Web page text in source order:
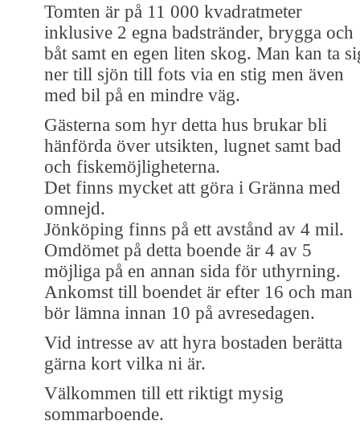
Tomten är på 11 000 kvadratmeter
inklusive 2 egna badstränder, brygga och
båt samt en egen liten skog. Man kan ta
ner till sjön till fots via en stig men även
med bil på en mindre väg.
Gästerna som hyr detta hus brukar bli
hänförda över utsikten, lugnet samt bad
och fiskemöjligheterna.
Det finns mycket att göra i Gränna med
omnejd.
Jönköping finns på ett avstånd av 4 mil.
Omdömet på detta boende är 4 av 5
möjliga på en annan sida för uthyrning.
Ankomst till boendet är efter 16 och man
bör lämna innan 10 på avresedagen.
Vid intresse av att hyra bostaden berätta
gärna kort vilka ni är.
Välkommen till ett riktigt mysig
sommarboende.